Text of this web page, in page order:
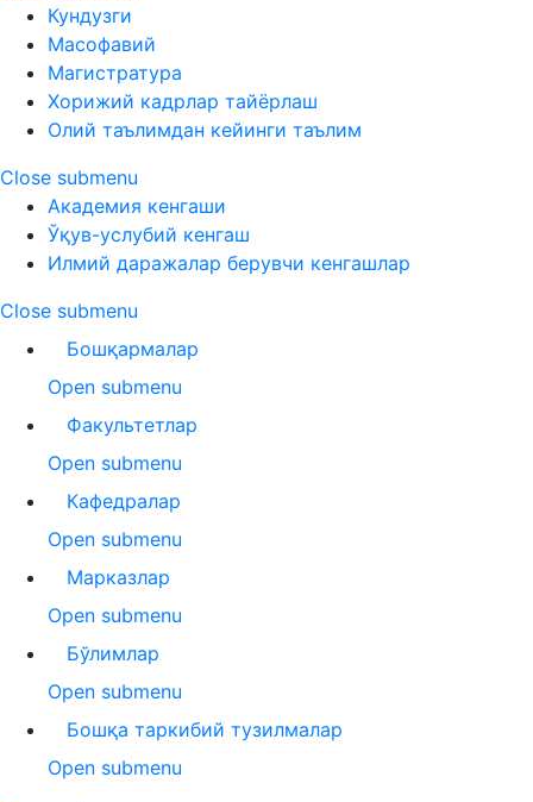
Кундузги
Масофавий
Магистратура
Хорижий кадрлар тайёрлаш
Олий таълимдан кейинги таълим
Close submenu
Академия кенгаши
Ўқув-услубий кенгаш
Илмий даражалар берувчи кенгашлар
Close submenu
Бошқармалар
Open submenu
Факультетлар
Open submenu
Кафедралар
Open submenu
Марказлар
Open submenu
Бўлимлар
Open submenu
Бошқа таркибий тузилмалар
Open submenu